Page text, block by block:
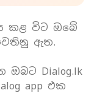
කළ විට ඔබේ
ඇත.
Dialog.lk
app එක